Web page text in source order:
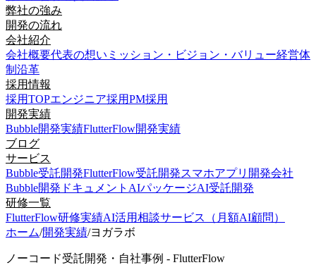
弊社の強み
開発の流れ
会社紹介
会社概要代表の想い ミッション・ビジョン・バリュー経営体
制 沿革
採用情報
採用TOPエンジニア採用PM採用
開発実績
Bubble開発実績FlutterFlow開発実績
ブログ
サービス
Bubble受託開発FlutterFlow受託開発スマホアプリ開発会社
Bubble開発ドキュメント AIパッケージAI受託開発
研修一覧
FlutterFlow研修実績AI活用相談サービス（月額AI顧問）
ホーム/開発実績/ヨガラボ
ノーコード受託開発・自社事例 - FlutterFlow